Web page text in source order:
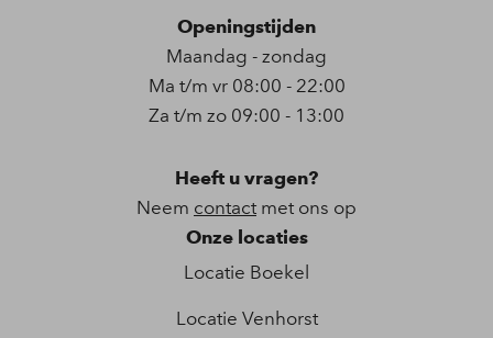
Openingstijden
Maandag - zondag
Ma t/m vr 08:00 - 22:00
Za t/m zo 09:00 - 13:00
Heeft u vragen?
Neem contact met ons op
Onze locaties
Locatie Boekel
Locatie Venhorst